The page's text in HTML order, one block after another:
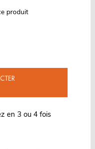
produit
en 3 ou 4 fois